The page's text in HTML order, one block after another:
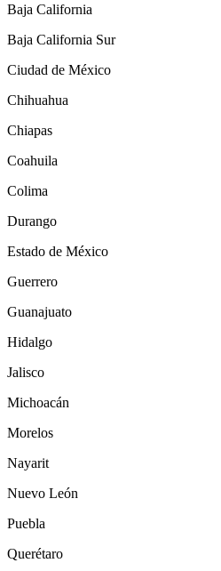
Baja California
Baja California Sur
Ciudad de México
Chihuahua
Chiapas
Coahuila
Colima
Durango
Estado de México
Guerrero
Guanajuato
Hidalgo
Jalisco
Michoacán
Morelos
Nayarit
Nuevo León
Puebla
Querétaro